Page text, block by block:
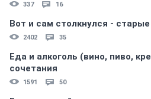
337 16
Вот и сам столкнулся -
2402 35
Еда и алкоголь (вино, пиво,
сочетания
1591 50